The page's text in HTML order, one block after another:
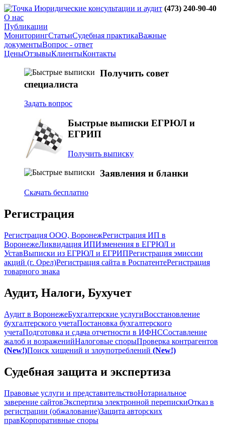
юридические консультации и аудит (473) 240-90-40
О нас
Публикации
МониторингСтатьиСудебная практикаВажные
документыВопрос - ответ
ЦеныОтзывыКлиентыКонтакты
Получить совет
специалиста
Задать вопрос
Быстрые выписки ЕГРЮЛ и
ЕГРИП
Получить выписку
Заявления и бланки
Скачать бесплатно
Регистрация
Регистрация ООО, ВоронежРегистрация ИП в
ВоронежеЛиквидация ИПИзменения в ЕГРЮЛ и
УставВыписки из ЕГРЮЛ и ЕГРИПРегистрация эмиссии
акций (г. Орел)Регистрация сайта в РоспатентеРегистрация
товарного знака
Аудит, Налоги, Бухучет
Аудит в ВоронежеБухгалтерские услугиВосстановление
бухгалтерского учетаПостановка бухгалтерского
учетаПодготовка и сдача отчетности в ИФНССоставление
жалоб и возраженийНалоговые спорыПроверка контрагентов
(New!)Поиск хищений и злоупотреблений (New!)
Судебная защита и экспертиза
Правовые услуги и представительствоНотариальное
заверение сайтовЭкспертиза электронной перепискиОтказ в
регистрации (обжалование)Защита авторских
правКорпоративные споры